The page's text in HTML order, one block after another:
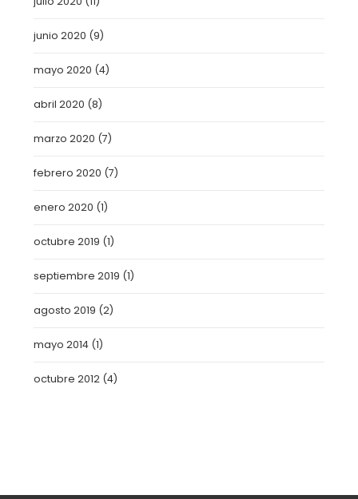
junio 2020 (9)
mayo 2020 (4)
abril 2020 (8)
marzo 2020 (7)
febrero 2020 (7)
enero 2020 (1)
octubre 2019 (1)
septiembre 2019 (1)
agosto 2019 (2)
mayo 2014 (1)
octubre 2012 (4)